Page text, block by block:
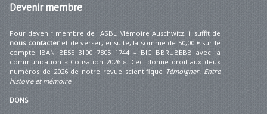
Devenirmembre
Pour devenir membre de l'ASBL Mémoire Auschwitz, il suffit de
nous contacteret de verser, ensuite, la somme de 50,00 € sur le
compte IBAN BE55 3100 7805 1744 – BIC BBRUBEBB avec la
communication « Cotisation 2026 ». Ceci donne droit aux deux
numéros de 2026 de notre revue scientifique Témoigner. Entre
histoire et mémoire.
DONS